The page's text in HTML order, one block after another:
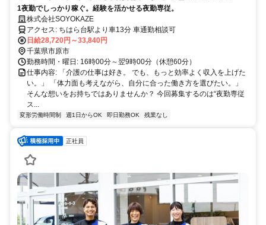
1夜勤でしっかり稼ぐ。経験を活かせる夜勤専従。
株式会社SOYOKAZE
アクセス: ちはら台駅より車13分 車通勤相談可
日給28,720円～33,840円
千葉県市原市
勤務時間・曜日: 16時00分～翌9時00分（休憩60分）
仕事内容: 「介護の仕事は好き。 でも、もっと効率よく収入を上げた
い。」 「体力面も考えながら、自分に合った働き方を選びたい。」
そんな想いをお持ちではありませんか？ 今回募集するのは“夜勤専従
ス...
変形労働時間制 週1日からOK 即日勤務OK 残業なし
正社員